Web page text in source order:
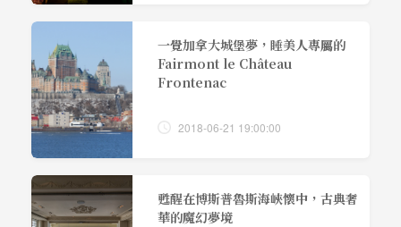
一覺加拿大城堡夢，睡美人專屬的
Fairmont le Château
Frontenac
2018-06-21 19:00:00
甦醒在博斯普魯斯海峽懷中，古典奢
華的魔幻夢境